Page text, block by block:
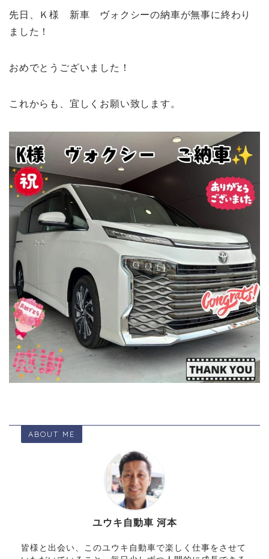
先日、Ｋ様 新車 ヴォクシーの納車が無事に終わり
ました！
おめでとうございました！
これからも、宜しくお願い致します。
ABOUT ME
ユウキ自動車 河本
皆様と出会い、このユウキ自動車で楽しく仕事をさせて